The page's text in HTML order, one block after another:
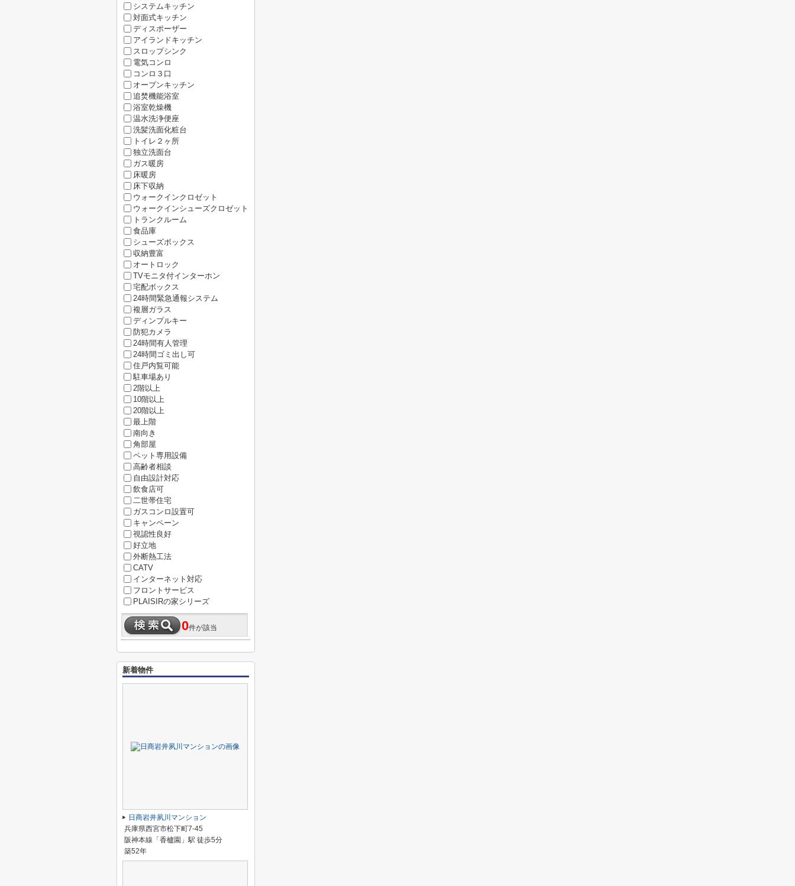
システムキッチン
対面式キッチン
ディスポーザー
アイランドキッチン
スロップシンク
電気コンロ
コンロ３口
オープンキッチン
追焚機能浴室
浴室乾燥機
温水洗浄便座
洗髪洗面化粧台
トイレ２ヶ所
独立洗面台
ガス暖房
床暖房
床下収納
ウォークインクロゼット
ウォークインシューズクロゼット
トランクルーム
食品庫
シューズボックス
収納豊富
オートロック
TVモニタ付インターホン
宅配ボックス
24時間緊急通報システム
複層ガラス
ディンプルキー
防犯カメラ
24時間有人管理
24時間ゴミ出し可
住戸内覧可能
駐車場あり
2階以上
10階以上
20階以上
最上階
南向き
角部屋
ペット専用設備
高齢者相談
自由設計対応
飲食店可
二世帯住宅
ガスコンロ設置可
キャンペーン
視認性良好
好立地
外断熱工法
CATV
インターネット対応
フロントサービス
PLAISIRの家シリーズ
0件が該当
新着物件
日商岩井夙川マンション
兵庫県西宮市松下町7-45
阪神本線「香櫨園」駅 徒歩5分
築52年